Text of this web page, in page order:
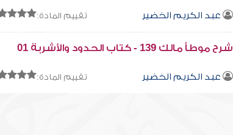
عبد الكريم الخضير تقييم المادة:
شرح موطأ مالك 139 - كتاب الحدود والأشربة 01
عبد الكريم الخضير تقييم المادة: